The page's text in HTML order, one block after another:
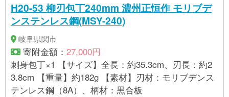
H20-53 柳刃包丁240mm 濃州正恒作 モリブデ
ンステンレス鋼(MSY-240)
岐阜県関市
寄附金額： 27,000円
刺身包丁×1 【サイズ】全長：約35.3cm、刃長：約2
3.8cm 【重量】約182g 【素材】刃材：モリブデンス
テンレス鋼（8A）、柄材：黒合板